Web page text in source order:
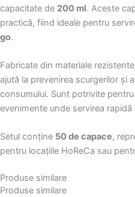
capacitate de 200 ml. Aceste
practică, fiind ideale pentru
go.
Fabricate din materiale
ajută la prevenirea scurgerilor și
consumului. Sunt potrivite
evenimente unde servirea
Setul conține 50 de capace,
pentru locațiile HoReCa sau
Produse similare
Produse similare